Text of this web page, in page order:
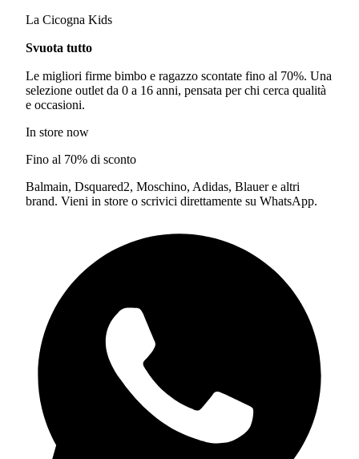
La Cicogna Kids
Svuota tutto
Le migliori firme bimbo e ragazzo scontate fino al 70%. Una
selezione outlet da 0 a 16 anni, pensata per chi cerca qualità
e occasioni.
In store now
Fino al 70% di sconto
Balmain, Dsquared2, Moschino, Adidas, Blauer e altri
brand. Vieni in store o scrivici direttamente su WhatsApp.